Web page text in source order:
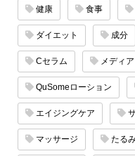
健康 食事
ダイエット 成分
Cセラム メディア
QuSomeローション
エイジングケア
マッサージ たる